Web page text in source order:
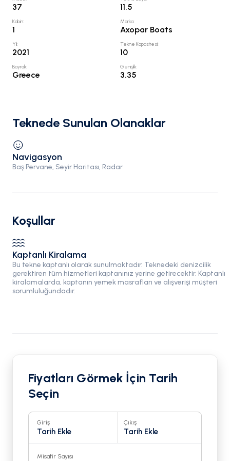
37 11.5
Kabin:
1
Marka:
Axopar Boats
Yıl:
2021
Tekne Kapasitesi:
10
Bayrak:
Greece
Genişlik:
3.35
Teknede Sunulan Olanaklar
Navigasyon
Baş Pervane, Seyir Haritası, Radar
Koşullar
Kaptanlı Kiralama
Bu tekne kaptanlı olarak sunulmaktadır. Teknedeki denizcilik
gerektiren tüm hizmetleri kaptanınız yerine getirecektir. Kaptanlı
kiralamalarda, kaptanın yemek masrafları ve alışverişi müşteri
sorumluluğundadır.
Fiyatları Görmek İçin Tarih
Seçin
Giriş
Tarih Ekle
Çıkış
Tarih Ekle
Misafir Sayısı